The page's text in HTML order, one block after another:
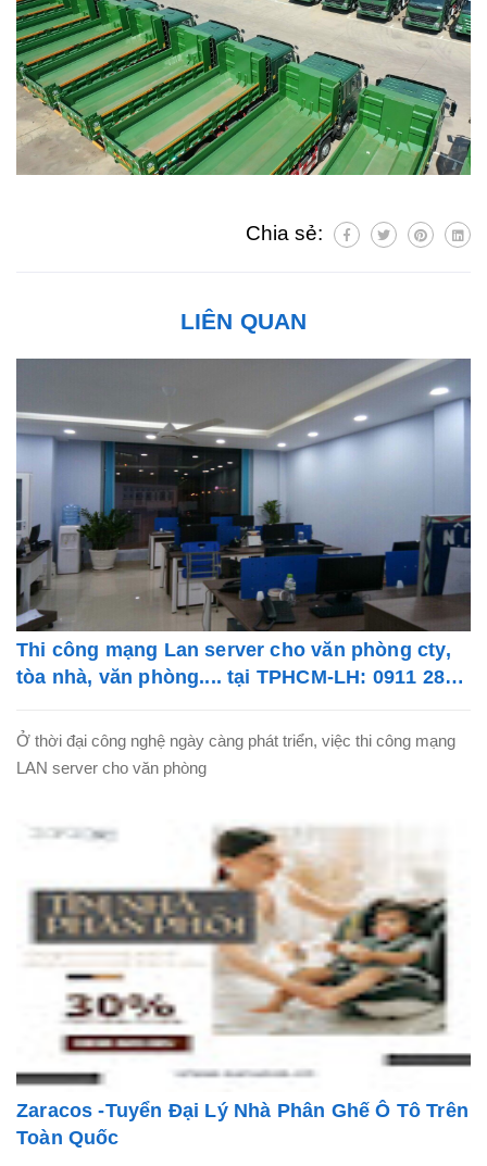
Chia sẻ:
LIÊN QUAN
Thi công mạng Lan server cho văn phòng cty,
tòa nhà, văn phòng.... tại TPHCM-LH: 0911 28
Ở thời đại công nghệ ngày càng phát triển, việc thi công mạng
LAN server cho văn phòng
Zaracos -Tuyển Đại Lý Nhà Phân Ghế Ô Tô Trên
Toàn Quốc